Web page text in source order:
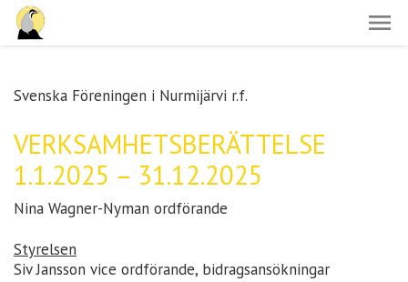
Svenska Föreningen i Nurmijärvi r.f.
VERKSAMHETSBERÄTTELSE
1.1.2025 – 31.12.2025
Nina Wagner-Nyman ordförande
Styrelsen
Siv Jansson vice ordförande, bidragsansökningar